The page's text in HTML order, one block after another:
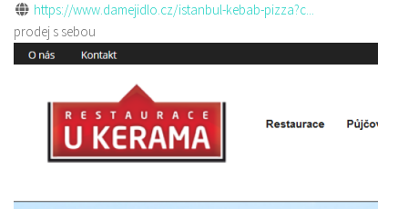
https://www.damejidlo.cz/istanbul-kebab-pizza?c...
prodej s sebou